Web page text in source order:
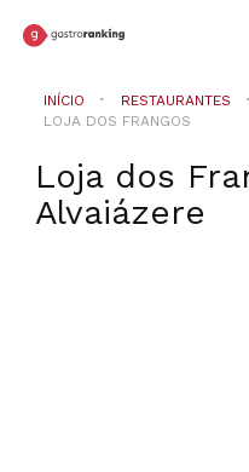
INÍCIO RESTAURANTES
LOJA DOS FRANGOS
Loja dos
Alvaiázere